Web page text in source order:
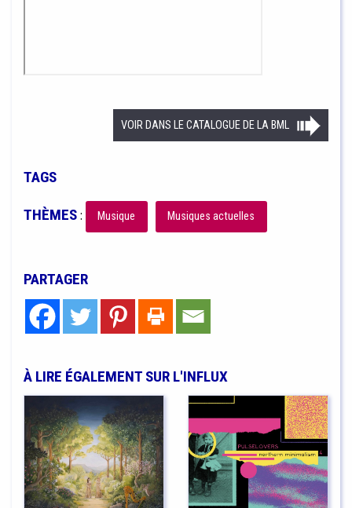
VOIR DANS LE CATALOGUE DE LA BML
TAGS
THÈMES: Musique Musiques actuelles
PARTAGER
À LIRE ÉGALEMENT SUR L'INFLUX